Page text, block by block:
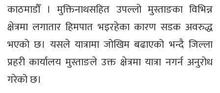
काठमाडौँ । मुक्तिनाथसहित उपल्लो मुस्ताङका विभिन्न
क्षेत्रमा लगातार हिमपात भइरहेका कारण सडक अवरुद्ध
भएको छ। यसले यात्रामा जोखिम बढाएको भन्दै जिल्ला
प्रहरी कार्यालय मुस्ताङले उक्त क्षेत्रमा यात्रा नगर्न अनुरोध
गरेको छ।